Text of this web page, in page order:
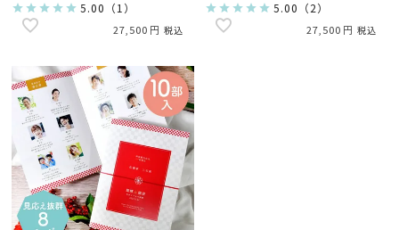
5.00 （ 1 ）
27,500 税込
5.00 （ 2 ）
27,500 税込